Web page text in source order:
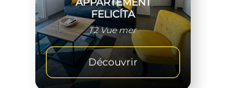
FELICÍTA
T2 Vue mer
Découvrir